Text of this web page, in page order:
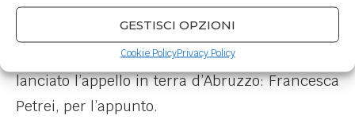
GESTISCI OPZIONI
Cookie PolicyPrivacy Policy
La serata all’Osteria dei Sani si è aperta proprio
con i saluti di rito del presentatore
e la presentazione di colei che ha
lanciato l’appello in terra d’Abruzzo: Francesca
Petrei, per l’appunto.